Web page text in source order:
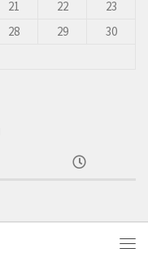
21 22
23
28 29
30